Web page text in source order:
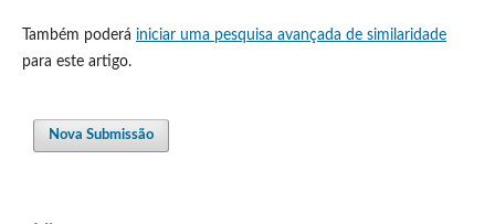
Também poderá iniciar uma pesquisa avançada de similaridade
para este artigo.
Nova Submissão